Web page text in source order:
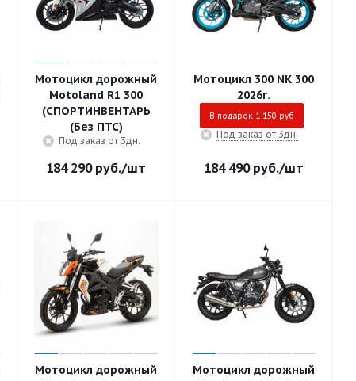
Мотоцикл дорожный
Motoland R1 300
(СПОРТИНВЕНТАРЬ
(Без ПТС)
Под заказ от 3дн.
184 290руб./шт
Мотоцикл 300 NK 300
2026г.
В подарок 1 150 руб
Под заказ от 3дн.
184 490руб./шт
Мотоцикл дорожный
Мотоцикл дорожный